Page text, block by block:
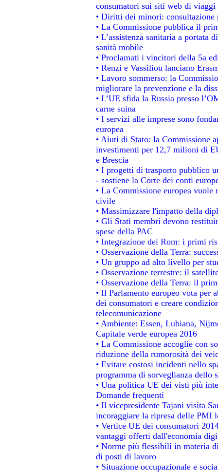
consumatori sui siti web di viaggi
• Diritti dei minori: consultazione
• La Commissione pubblica il
• L’assistenza sanitaria a
sanità mobile
• Proclamati i vincitori della 5a
• Renzi e Vassiliou lanciano
• Lavoro sommerso: la
migliorare la prevenzione e la
• L’UE sfida la Russia presso
carne suina
• I servizi alle imprese sono
europea
• Aiuti di Stato: la Commissione
investimenti per 12,7 milioni di
e Brescia
• I progetti di trasporto pubblico
- sostiene la Corte dei conti
• La Commissione europea
civile
• Massimizzare l'impatto della
• Gli Stati membri devono
spese della PAC
• Integrazione dei Rom: i primi
• Osservazione della Terra:
• Un gruppo ad alto livello per
• Osservazione terrestre: il
• Osservazione della Terra: il
• Il Parlamento europeo vota
dei consumatori e creare
telecomunicazione
• Ambiente: Essen, Lubiana,
Capitale verde europea 2016
• La Commissione accoglie con
riduzione della rumorosità dei
• Evitare costosi incidenti nello
programma di sorveglianza dello
• Una politica UE dei visti più
Domande frequenti
• Il vicepresidente Tajani visita
incoraggiare la ripresa delle PMI
• Vertice UE dei consumatori
vantaggi offerti dall'economia
• Norme più flessibili in materia
di posti di lavoro
• Situazione occupazionale e